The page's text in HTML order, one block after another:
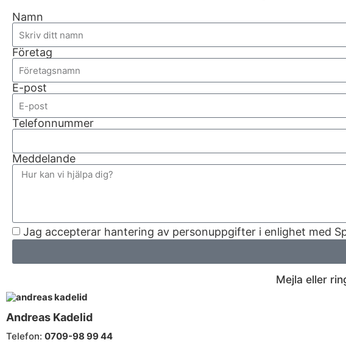
Namn
Företag
E-post
Telefonnummer
Meddelande
Jag accepterar hantering av personuppgifter i enlighet med
Mejla eller
Andreas Kadelid ​
Telefon: 0709-98 99 44